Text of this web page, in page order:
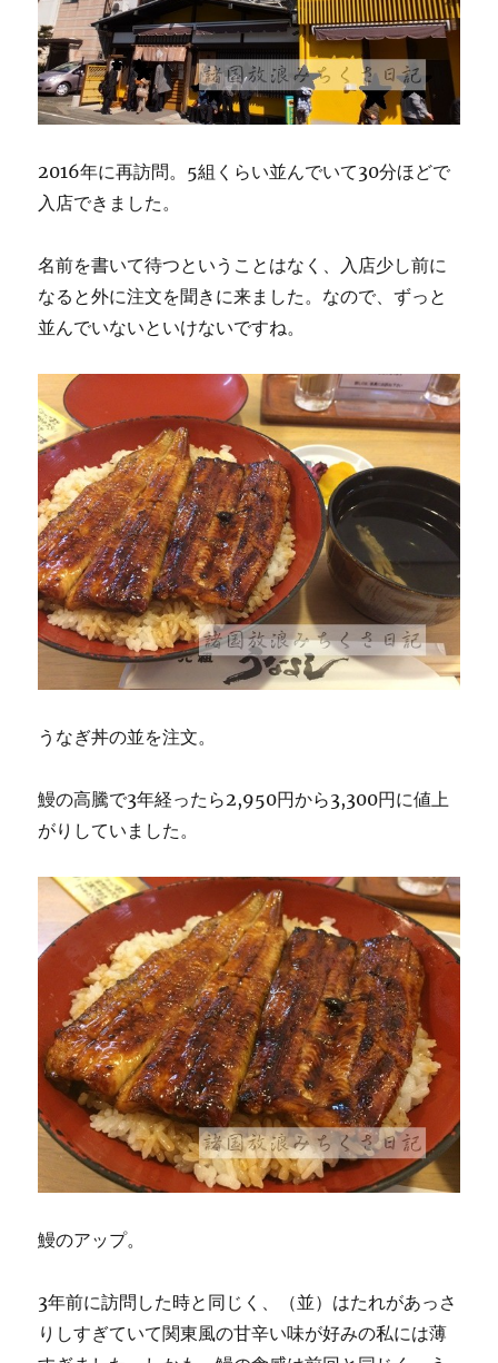
2016年に再訪問。5組くらい並んでいて30分ほどで
入店できました。
名前を書いて待つということはなく、入店少し前に
なると外に注文を聞きに来ました。なので、ずっと
並んでいないといけないですね。
うなぎ丼の並を注文。
鰻の高騰で3年経ったら2,950円から3,300円に値上
がりしていました。
鰻のアップ。
3年前に訪問した時と同じく、（並）はたれがあっさ
りしすぎていて関東風の甘辛い味が好みの私には薄